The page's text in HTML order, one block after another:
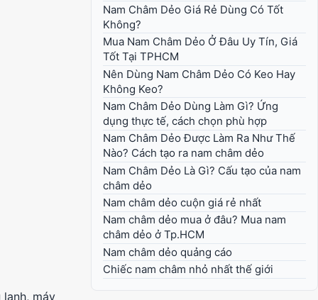
máy
Nam Châm Dẻo Giá Rẻ Dùng Có Tốt
Không?
Mua Nam Châm Dẻo Ở Đâu Uy Tín, Giá
Tốt Tại TPHCM
Nên Dùng Nam Châm Dẻo Có Keo Hay
Không Keo?
Nam Châm Dẻo Dùng Làm Gì? Ứng
dụng thực tế, cách chọn phù hợp
Nam Châm Dẻo Được Làm Ra Như Thế
Nào? Cách tạo ra nam châm dẻo
Nam Châm Dẻo Là Gì? Cấu tạo của nam
châm dẻo
Nam châm dẻo cuộn giá rẻ nhất
Nam châm dẻo mua ở đâu? Mua nam
châm dẻo ở Tp.HCM
Nam châm dẻo quảng cáo
Chiếc nam châm nhỏ nhất thế giới